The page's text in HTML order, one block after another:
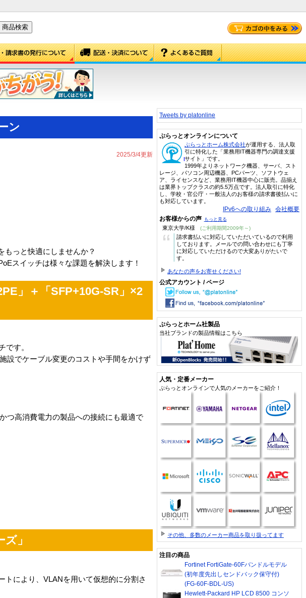
ン
2025/3/4更新
もっと快適にしませんか？
スイッチは様々な課題を解決します！
」＋「SFP+10G-SR」×2
です。
設でケーブル変更のコストや手間をかけず
つ高消費電力の製品への接続にも最適で
」
により、VLANを用いて仮想的に分割さ
Tweets by platonline
ぷらっとオンラインについて
ぷらっとホーム株式会社が運用する、法人取
引に特化した「業務用IT機器専門の調達支援
サイト」です。
1999年よりネットワーク機器、サーバ、スト
レージ、パソコン周辺機器、PCパーツ、ソフトウェ
ア、ライセンスなど、業務用IT機器中心に販売。品揃え
は業界トップクラスの約5.5万点です。法人取引に特化
し、学校・官公庁・一般法人のお客様の請求書後払いに
も対応しています。
IPv6への取り組み 会社概要
お客様からの声 もっと見る
東京大学/K様 (ご利用期間2009年～)
“
請求書払いに対応していただいているので利用
しております。メールでの問い合わせにも丁寧
に対応していただけるので大変ありがたいで
す。
あなたの声をお寄せください!
公式アカウント / ページ
ぷらっとホーム社製品
当社ブランドの製品情報はこちら
人気・定番メーカー
ぷらっとオンラインで人気のメーカーをご紹介！
その他、多数のメーカー商品を取り扱ってます
注目の商品
Fortinet FortiGate-60Fバンドルモデル
(初年度先出しセンドバック保守付)
(FG-60F-BDL-US)
Hewlett-Packard HP LCD 8500 コンソ